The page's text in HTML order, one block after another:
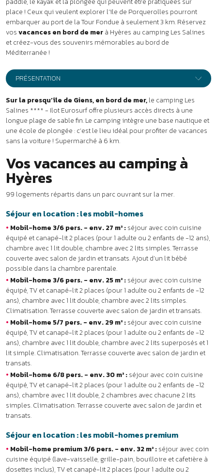
une école de plongée : c’est le lieu idéal pour profiter de vacances
sans la voiture ! Supermarché à 6 km.
Vos vacances au camping à
Hyères
99 logements répartis dans un parc ouvrant sur la mer.
Séjour en location : les mobil-homes
•Mobil-home 3/6 pers. - env. 27 m² :séjour avec coin cuisine
équipé et canapé-lit 2 places (pour 1 adulte ou 2 enfants de -12 ans),
chambre avec 1 lit double, chambre avec 2 lits simples. Terrasse
couverte avec salon de jardin et transats. Ajout d’un lit bébé
possible dans la chambre parentale.
• Mobil-home 3/6 pers. - env. 25 m² :
séjour avec coin cuisine
équipé, TV et canapé-lit 2 places (pour 1 adulte ou 2 enfants de -12
ans), chambre avec 1 lit double, chambre avec 2 lits simples.
Climatisation. Terrasse couverte avec salon de jardin et transats.
• Mobil-home 5/7 pers. - env. 29 m² :séjour avec coin cuisine
équipé, TV et canapé-lit 2 places (pour 1 adulte ou 2 enfants de -12
ans), chambre avec 1 lit double, chambre avec 2 lits superposés et 1
lit simple. Climatisation. Terrasse couverte avec salon de jardin et
transats.
• Mobil-home 6/8 pers. - env. 30 m² :séjour avec coin cuisine
équipé, TV et canapé-lit 2 places (pour 1 adulte ou 2 enfants de -12
ans), chambre avec 1 lit double, 2 chambres avec chacune 2 lits
simples. Climatisation. Terrasse couverte avec salon de jardin et
transats.
Séjour en location : les mobil-homes premium
• Mobil-home premium 3/6 pers. - env. 32 m² :séjour avec coin
cuisine équipé (lave-vaisselle, grille-pain, bouilloire et cafetière à
dosettes inclus), TV et canapé-lit 2 places (pour 1 adulte ou 2
enfants de -12 ans), chambre avec 1 lit double, chambre avec 2 lits
simples. Deux salles d’eau. Chauffage et climatisation. Terrasse
couverte avec salon de jardin et transats.
•Mobil-home premium 4/8 pers. - env. 40 m² :séjour avec coin
cuisine équipé (lave-vaisselle, grille-pain, bouilloire et cafetière à
dosettes inclus), TV et canapé-lit 2 places (pour 1 adulte ou 2
enfants de -12 ans), chambre avec 1 lit double, 2 chambres avec
chacune 2 lits simples. Deux salles d’eau. Chauffage et
climatisation. Terrasse couverte avec salon de jardin et transats et
roof-top permettant d’apercevoir la mer.
Les services